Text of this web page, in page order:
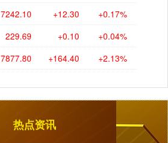
7242.10 +12.30 +0.17%
229.69 +0.10 +0.04%
7877.80 +164.40 +2.13%
热点资讯